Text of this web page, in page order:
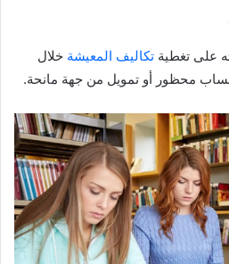
على تغطية تكاليف المعيشة خلال
محظور أو تمويل من جهة مانحة.